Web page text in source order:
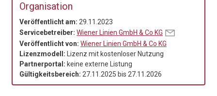
Organisation
Veröffentlicht am: 29.11.2023
Servicebetreiber: Wiener Linien GmbH & Co KG
Veröffentlicht von: Wiener Linien GmbH & Co KG
Lizenzmodell: Lizenz mit kostenloser Nutzung
Partnerportal: keine externe Listung
Gültigkeitsbereich: 27.11.2025 bis 27.11.2026